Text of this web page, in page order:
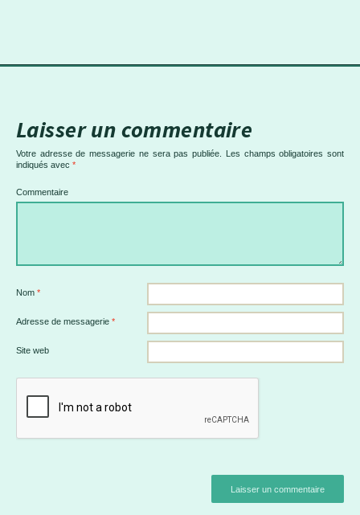
Laisser un commentaire
Votre adresse de messagerie ne sera pas publiée.
Les champs obligatoires sont
indiqués avec *
Commentaire
Nom *
Adresse de messagerie *
Site web